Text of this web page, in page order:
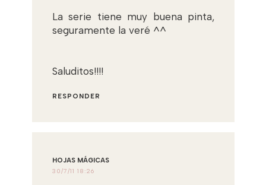
La serie tiene muy buena pinta,
seguramente la veré ^^
Saluditos!!!!
RESPONDER
HOJAS MÁGICAS
30/7/11 18:26